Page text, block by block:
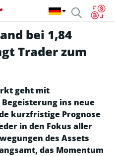
bei 1,84
Trader zum
geht mit
ins neue
kurzfristige Prognose
in den Fokus aller
des Assets
das Momentum